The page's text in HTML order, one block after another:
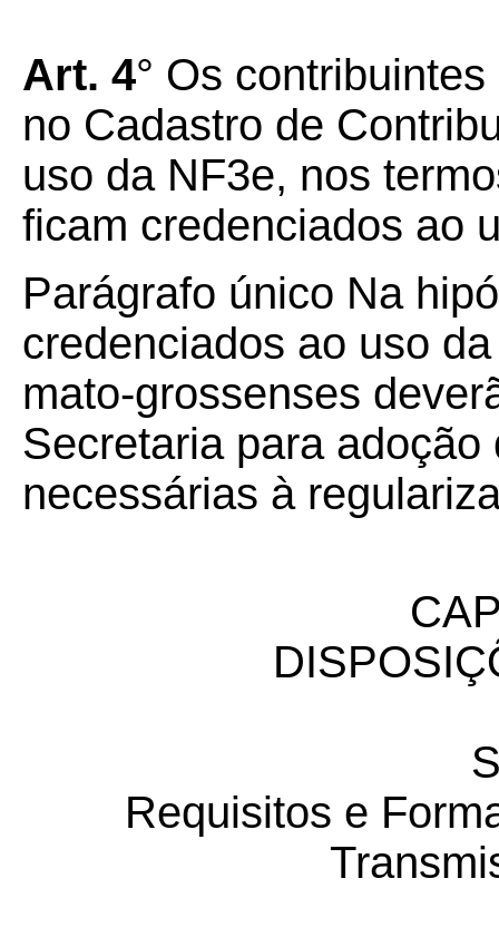
Art. 4° Os
no Cadastro de
uso da NF3e, nos
ficam credenciados ao
Parágrafo único Na
credenciados ao uso
mato-grossenses
Secretaria para
necessárias à
Requisitos e